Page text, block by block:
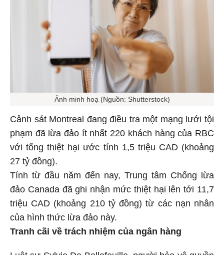
Ảnh minh hoạ (Nguồn: Shutterstock)
Cảnh sát Montreal đang điều tra một mạng lưới tội
phạm đã lừa đảo ít nhất 220 khách hàng của RBC
với tổng thiệt hại ước tính 1,5 triệu CAD (khoảng
27 tỷ đồng).
Tính từ đầu năm đến nay, Trung tâm Chống lừa
đảo Canada đã ghi nhận mức thiệt hại lên tới 11,7
triệu CAD (khoảng 210 tỷ đồng) từ các nạn nhân
của hình thức lừa đảo này.
Tranh cãi về trách nhiệm của ngân hàng